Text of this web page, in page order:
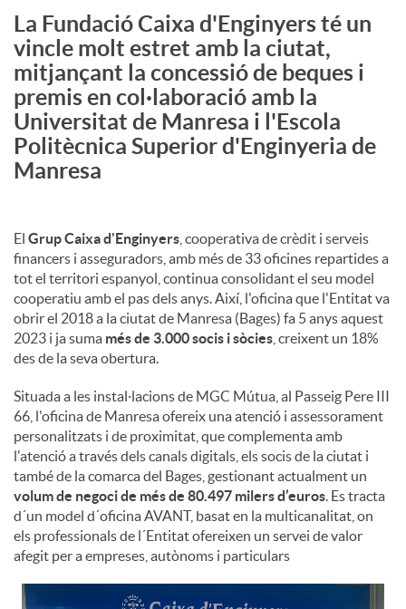
t
i
n
u
t
s
La Fundació Caixa d'Enginyers té un
vincle molt estret amb la ciutat,
mitjançant la concessió de beques i
premis en col·laboració amb la
Universitat de Manresa i l'Escola
Politècnica Superior d'Enginyeria de
Manresa
El Grup Caixa d'Enginyers , cooperativa de crèdit i serveis
financers i asseguradors, amb més de 33 oficines repartides a
tot el territori espanyol, continua consolidant el seu model
cooperatiu amb el pas dels anys. Així, l'oficina que l'Entitat va
obrir el 2018 a la ciutat de Manresa (Bages) fa 5 anys aquest
2023 i ja suma més de 3.000 socis i sòcies , creixent un 18%
des de la seva obertura.
Situada a les instal·lacions de MGC Mútua, al Passeig Pere III
66, l'oficina de Manresa ofereix una atenció i assessorament
personalitzats i de proximitat, que complementa amb
l'atenció a través dels canals digitals, els socis de la ciutat i
també de la comarca del Bages, gestionant actualment un
volum de negoci de més de 80.497 milers d’euros. Es tracta
d´un model d´oficina AVANT, basat en la multicanalitat, on
els professionals de l´Entitat ofereixen un servei de valor
afegit per a empreses, autònoms i particulars